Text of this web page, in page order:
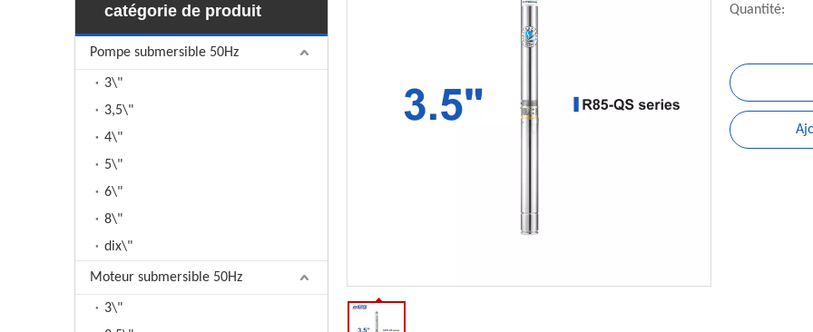
catégorie de produit
Pompe submersible 50Hz
3\"
3,5\"
4\"
5\"
6\"
8\"
dix\"
Moteur submersible 50Hz
3\"
Quantité: